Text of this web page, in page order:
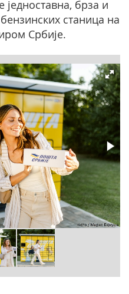
једноставна, брза и
станица на
Србије.